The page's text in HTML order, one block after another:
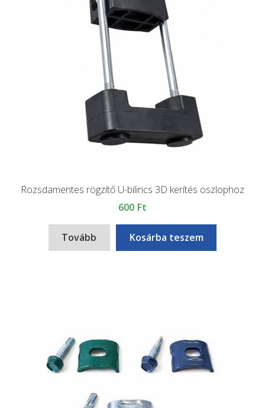
Rozsdamentes rögzítő U-bilincs 3D kerítés oszlophoz
600 Ft
Tovább Kosárba teszem